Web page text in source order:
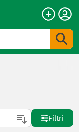
Filtri